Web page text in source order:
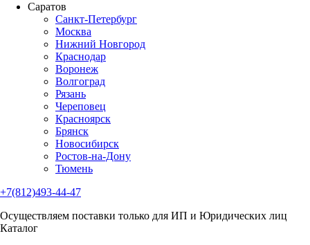
Саратов
Санкт-Петербург
Москва
Нижний Новгород
Краснодар
Воронеж
Волгоград
Рязань
Череповец
Красноярск
Брянск
Новосибирск
Ростов-на-Дону
Тюмень
+7(812)493-44-47
Осуществляем поставки только для ИП и Юридических лиц
Каталог